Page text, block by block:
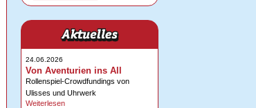
24.06.2026
Von Aventurien ins All
Rollenspiel-Crowdfundings von
Ulisses und Uhrwerk
Weiterlesen